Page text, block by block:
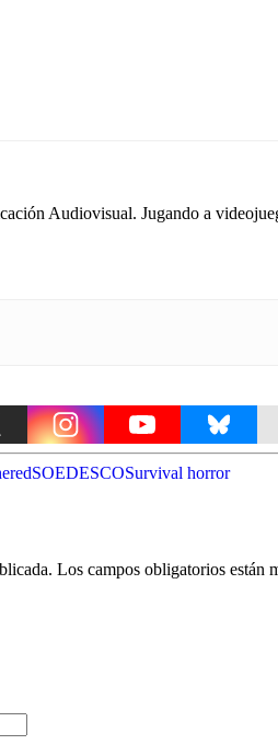
Audiovisual. Jugando a
SOEDESCOSurvival horror
Los campos obligatorios están